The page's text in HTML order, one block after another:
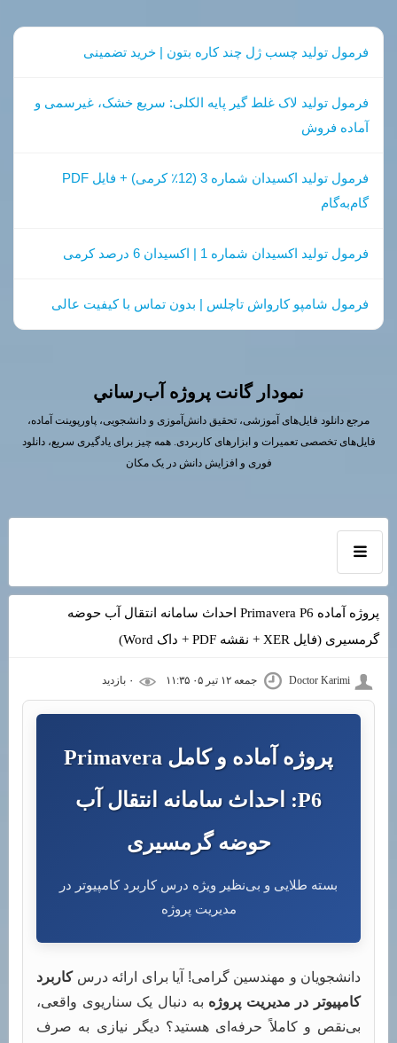
فرمول تولید چسب ژل چند کاره بتون | خرید تضمینی
فرمول تولید لاک غلط گیر پایه الکلی: سریع خشک، غیرسمی و
آماده فروش
فرمول تولید اکسیدان شماره 3 (12٪ کرمی) + فایل PDF
گام‌به‌گام
فرمول تولید اکسیدان شماره 1 | اکسیدان 6 درصد کرمی
فرمول شامپو کارواش تاچلس | بدون تماس با کیفیت عالی
نمودار گانت پروژه آب‌رساني
مرجع دانلود فایل‌های آموزشی، تحقیق دانش‌آموزی و دانشجویی، پاورپوینت آماده،
فایل‌های تخصصی تعمیرات و ابزارهای کاربردی. همه چیز برای یادگیری سریع، دانلود
فوری و افزایش دانش در یک مکان
پروژه آماده Primavera P6 احداث سامانه انتقال آب حوضه
گرمسیری (فایل XER + نقشه PDF + داک Word)
Doctor Karimi جمعه ۱۲ تیر ۰۵ ۱۱:۳۵
پروژه آماده و کامل Primavera
P6: احداث سامانه انتقال آب
حوضه گرمسیری
بسته طلایی و بی‌نظیر ویژه درس کاربرد کامپیوتر در
مدیریت پروژه
دانشجویان و مهندسین گرامی! آیا برای ارائه درسکاربرد
کامپیوتر در مدیریت پروژه به دنبال یک سناریوی واقعی،
بی‌نقص و کاملاً حرفه‌ای هستید؟ دیگر نیازی به صرف